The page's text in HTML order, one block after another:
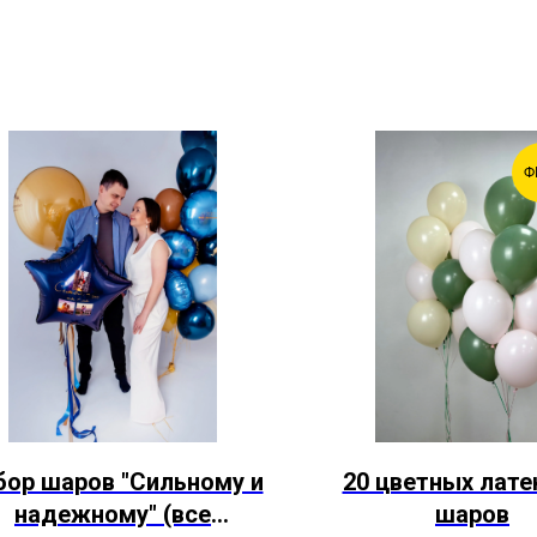
шаров "Сильному и
надежному" (все
20 цветных
шаров